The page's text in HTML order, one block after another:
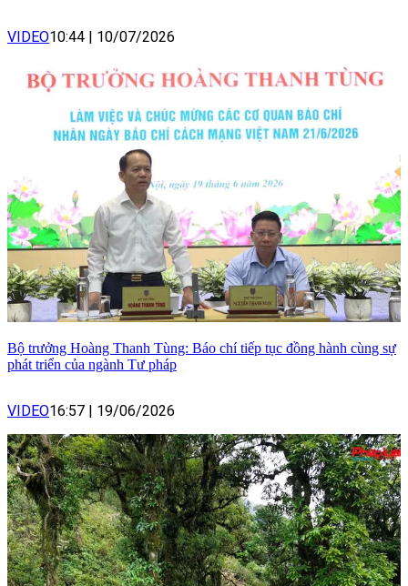
VIDEO10:44 10/07/2026
Bộ trưởng Hoàng Thanh Tùng: Báo chí tiếp tục đồng hành cùng sự
phát triển của ngành Tư pháp
VIDEO16:57 19/06/2026